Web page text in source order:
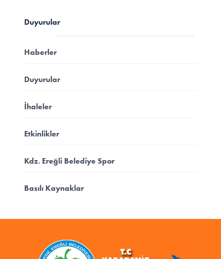
Duyurular
Haberler
Duyurular
İhaleler
Etkinlikler
Kdz. Ereğli Belediye Spor
Basılı Kaynaklar